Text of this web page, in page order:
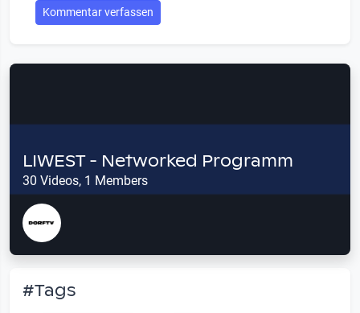
Kommentar verfassen
LIWEST - Networked Programm
30 Videos, 1 Members
#Tags